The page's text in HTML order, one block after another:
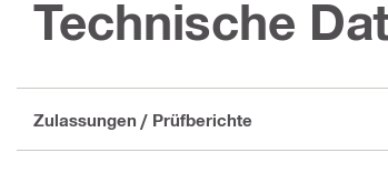
Technische
Zulassungen / Prüfberichte